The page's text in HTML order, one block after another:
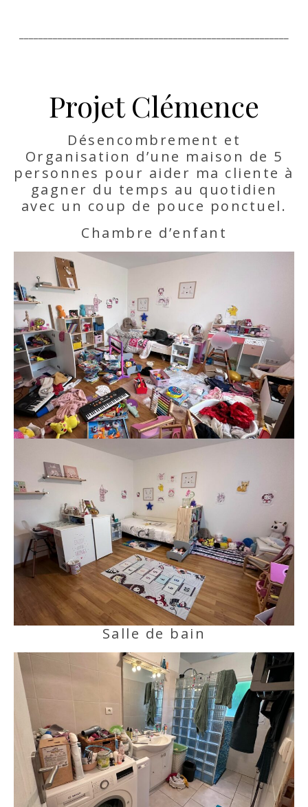
Projet Clémence
Désencombrement et
Organisation d’une maison de 5
personnes pour aider ma cliente à
gagner du temps au quotidien
avec un coup de pouce ponctuel.
Chambre d’enfant
Salle de bain